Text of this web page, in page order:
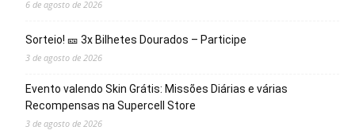
6 de agosto de 2026
Sorteio! 🎫 3x Bilhetes Dourados – Participe
3 de agosto de 2026
Evento valendo Skin Grátis: Missões Diárias e várias
Recompensas na Supercell Store
3 de agosto de 2026